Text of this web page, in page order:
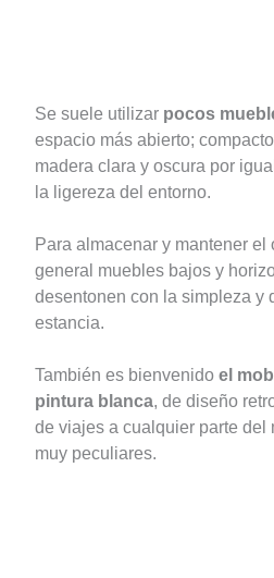
Se suele utilizar pocos
espacio más abierto;
madera clara y oscura por
la ligereza del entorno.
Para almacenar y mantener
general muebles bajos y
desentonen con la simpleza y
estancia.
También es bienvenidoel
pintura blanca, de diseño
de viajes a cualquier parte del
muy peculiares.